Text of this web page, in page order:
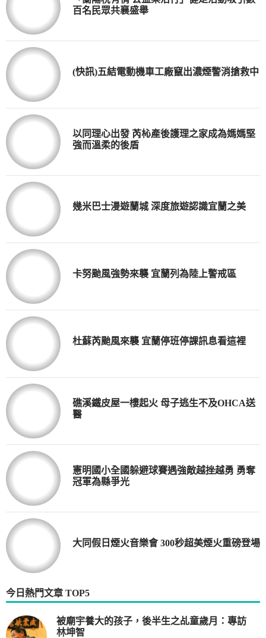
百名民眾共襄盛舉
(快訊)五結電動機車工廠竄出濃煙警消搶救中
以同理心出發 芮杺產後護理之家成為媽媽堅
強而溫柔的後盾
幾米巴士漫遊蘭城 深度旅遊認識宜蘭之美
卡努颱風強勢來襲 宜蘭列為陸上警戒區
杜蘇芮颱風來襲 宜蘭停班停課訊息看這裡
礁溪鐵皮屋一樓起火 母子逃生不及OHCA送
醫
憲明國小全國躲避球賽遇強敵越挫越勇 勇奪
冠軍為縣爭光
大同假日煙火音樂會 300秒超美煙火重磅登場
今日熱門文章 TOP5
被廟宇養大的孩子，後半生之乩童歲月：專訪
林坤智